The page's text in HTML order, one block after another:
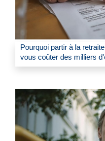
Pourquoi partir à la
vous coûter des milliers